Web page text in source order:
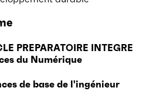
PREPARATOIRE INTEGRE
du Numérique
de base de l'ingénieur